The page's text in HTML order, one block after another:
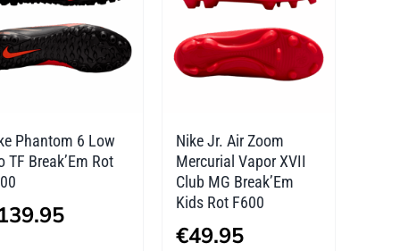
Optionen
können
Produktseite
werden
Optionen
können
auf
Produktseite
gewählt
werden
Phantom 6 Low
TF Break’Em Rot
Nike Jr. Air Zoom
Mercurial Vapor XVII
Club MG Break’Em
Kids Rot F600
€49.95